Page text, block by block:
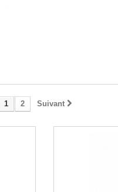
1 2 Suivant